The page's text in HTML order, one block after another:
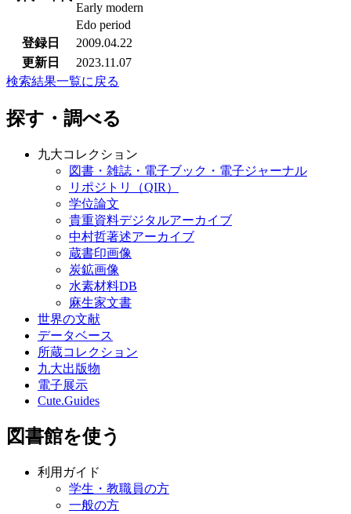
Early modern
Edo period
登録日
2009.04.22
更新日
2023.11.07
検索結果一覧に戻る
探す・調べる
九大コレクション
図書・雑誌・電子ブック・電子ジャーナル
リポジトリ（QIR）
学位論文
貴重資料デジタルアーカイブ
中村哲著述アーカイブ
蔵書印画像
炭鉱画像
水素材料DB
麻生家文書
世界の文献
データベース
所蔵コレクション
九大出版物
電子展示
Cute.Guides
図書館を使う
利用ガイド
学生・教職員の方
一般の方